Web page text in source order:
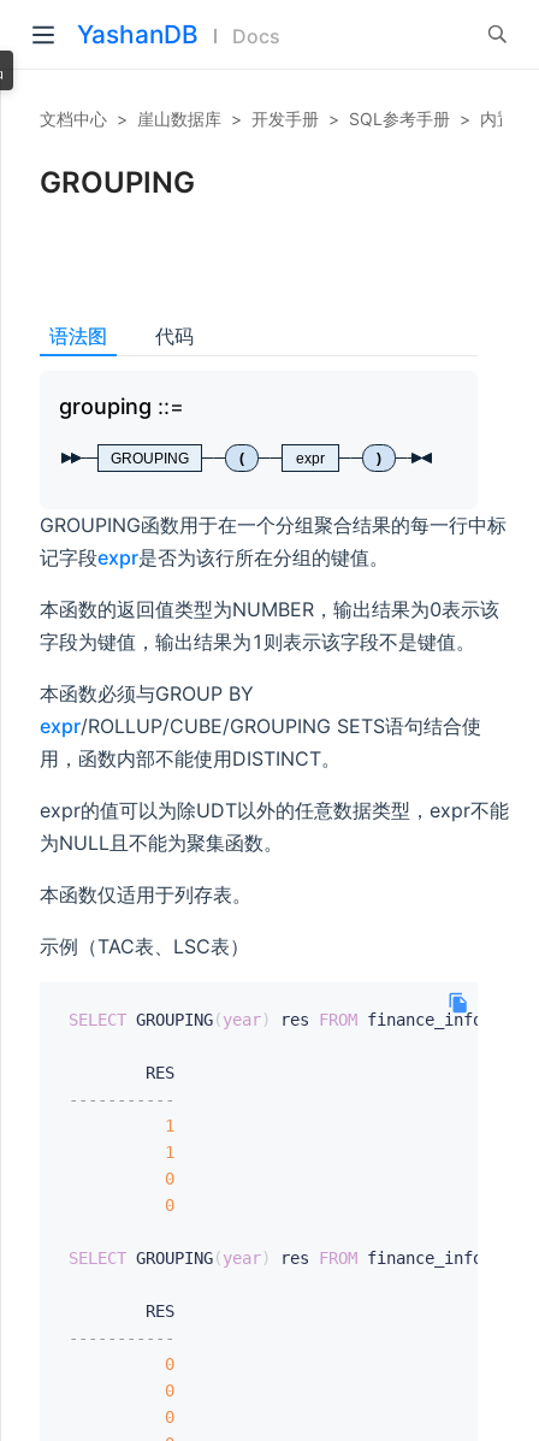
YashanDB Docs
文档中心 > 崖山数据库 > 开发手册 > SQL参考手册 > 内置函
GROUPING
语法图 代码
grouping
GROUPING ( expr )
GROUPING函数用于在一个分组聚合结果的每一行中标
记字段expr是否为该行所在分组的键值。
本函数的返回值类型为NUMBER，输出结果为0表示该
字段为键值，输出结果为1则表示该字段不是键值。
本函数必须与GROUP BY
expr/ROLLUP/CUBE/GROUPING SETS语句结合使
用，函数内部不能使用DISTINCT。
expr的值可以为除UDT以外的任意数据类型，expr不能
为NULL且不能为聚集函数。
本函数仅适用于列存表。
示例（TAC表、LSC表）
SELECT GROUPING(year) res FROM finance_info
-----------
1
1
0
0
SELECT GROUPING(year) res FROM finance_info
-----------
0
0
0